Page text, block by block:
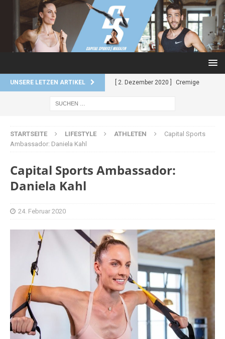
UNSERE LETZEN ARTIKEL [ 2. Dezember 2020 ] Cremige
[ 2. Dezember 2020 ] Reis mit
REZEPTE
[ 21. April 2016 ] Miryam Roper
Yearwood – Judo ATHLETEN
STARTSEITE LIFESTYLE ATHLETEN
Capital Sports
Ambassador: Daniela Kahl
Capital Sports Ambassador:
Daniela Kahl
24. Februar 2020